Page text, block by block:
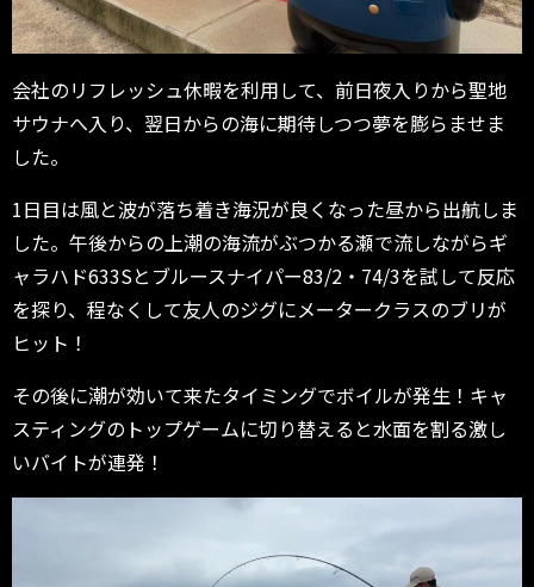
会社のリフレッシュ休暇を利用して、前日夜入りから聖地
サウナへ入り、翌日からの海に期待しつつ夢を膨らませま
した。
1日目は風と波が落ち着き海況が良くなった昼から出航しま
した。午後からの上潮の海流がぶつかる瀬で流しながらギ
ャラハド633Sとブルースナイパー83/2・74/3を試して反応
を探り、程なくして友人のジグにメータークラスのブリが
ヒット！
その後に潮が効いて来たタイミングでボイルが発生！キャ
スティングのトップゲームに切り替えると水面を割る激し
いバイトが連発！